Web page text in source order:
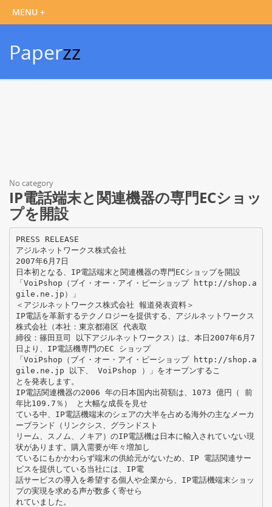
Paperzz
No category
IP電話端末と関連機器の専門ECショッ
プを開設
PRESS RELEASE
アジルネットワークス株式会社
2007年6月7日
日本初となる、IP電話端末と関連機器の専門ECショップを開設
「VoiPshop（ブイ・オー・アイ・ピーショップ http://shop.a
gile.ne.jp）」
＜アジルネットワークス株式会社 報道発表資料＞
IP電話を革新するテクノロジーを提供する、アジルネットワークス
株式会社（本社：東京都港区 代表取
締役：篠田亘司 以下アジルネットワークス）は、本日2007年6月7
日より、IP電話機専門のEC ショップ
「VoiPshop（ブイ・オー・アイ・ピーショップ http://shop.a
gile.ne.jp 以下、 VoiPshop ）」をオープンするこ
とを発表します。
IP電話関連機器の2006 年の日本国内出荷額は、1073 億円（ 前
年比109.7％） と大幅な成長を見せ
ている中、IP電話機端末のシェアの大半を占める海外の主なメーカ
ーブランド（リンクシス、グランドスト
リーム、スノム、ノキア）のIP電話機は日本に輸入されていない現
状があります。購入需要が年々増加し
ているにもかかわらず端末の供給元がないため、IP 電話関連サー
ビスを提供している当社には、IP電
話サービスの導入を希望する個人や企業から、IP電話機端末ショッ
プの実現を求める声が数多く寄せら
れていました。